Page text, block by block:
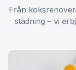
Från
städning – vi